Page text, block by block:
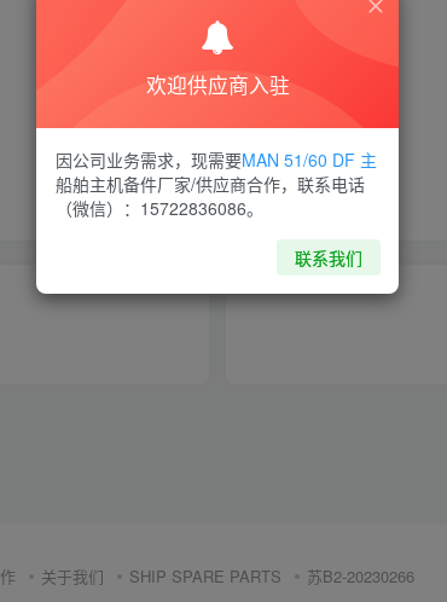
喜欢就支持一下吧
点赞7 分享 收藏
关于我们 SHIP SPARE PARTS 苏B2-20230266
欢迎供应商入驻
因公司业务需求，现需要MAN 51/60 DF 主
船舶主机备件厂家/供应商合作，联系电话
（微信）：15722836086。
联系我们